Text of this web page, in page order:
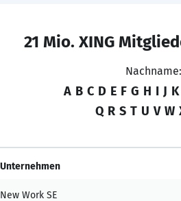
21 Mio. XING
Nachname:
A B C D E F G H I J K
Q R S T U V W
Unternehmen
New Work SE